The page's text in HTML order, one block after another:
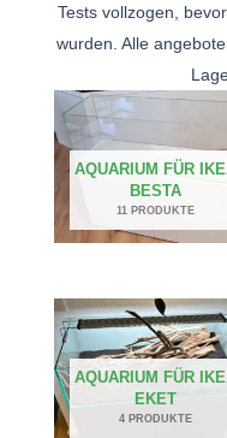
Tests vollzogen,
wurden. Alle
AQUARIUM FÜR
BESTA
11 PRODUKTE
AQUARIUM FÜR
EKET
4 PRODUKTE